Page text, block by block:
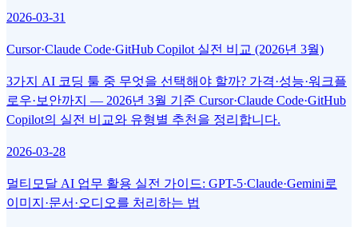
2026-03-31
Cursor·Claude Code·GitHub Copilot 실전 비교 (2026년 3월)
3가지 AI 코딩 툴 중 무엇을 선택해야 할까? 가격·성능·워크플
로우·보안까지 — 2026년 3월 기준 Cursor·Claude Code·GitHub
Copilot의 실전 비교와 유형별 추천을 정리합니다.
2026-03-28
멀티모달 AI 업무 활용 실전 가이드: GPT-5·Claude·Gemini로
이미지·문서·오디오를 처리하는 법